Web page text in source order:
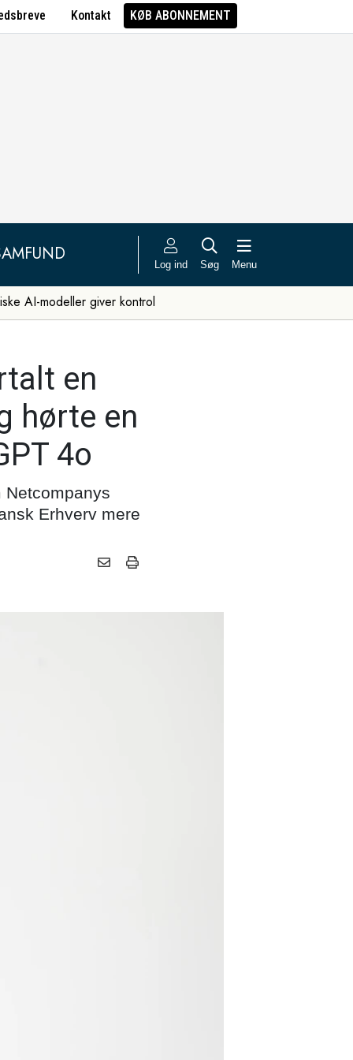
Kontakt KØB ABONNEMENT
Log ind Søg Menu
AI-modeller giver kontrol
en
hørte en
4o
Erhverv mere